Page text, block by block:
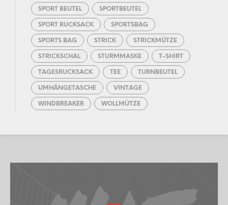
SPORT BEUTEL SPORTBEUTEL
SPORT RUCKSACK SPORTSBAG
SPORTS BAG STRICK STRICKMÜTZE
STRICKSCHAL STURMMASKE T-SHIRT
TAGESRUCKSACK TEE TURNBEUTEL
UMHÄNGETASCHE VINTAGE
WINDBREAKER WOLLMÜTZE